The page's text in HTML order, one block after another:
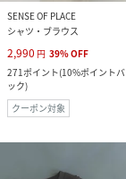
SENSE OF PLACE
シャツ・ブラウス
2,990 円 39%OFF
271ポイント(10%ポイントバ
ック)
クーポン対象